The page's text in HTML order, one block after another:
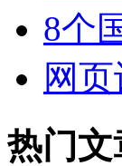
8个
网
热门文